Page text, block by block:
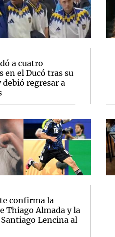
a cuatro
en el Ducó tras su
regresar a
confirma la
Thiago Almada y la
Lencina al
Notas
Cadena 3 en Groenlandia